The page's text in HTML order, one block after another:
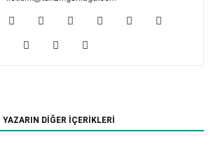
YAZARIN DIĞER İÇERIKLERI